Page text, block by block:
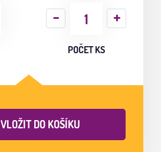
POČET KS
VLOŽIT DO KOŠÍKU